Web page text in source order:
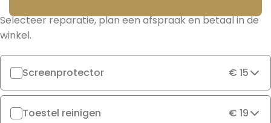
Selecteer reparatie, plan een afspraak en betaal in de
winkel.
Screenprotector € 15
Toestel reinigen € 19